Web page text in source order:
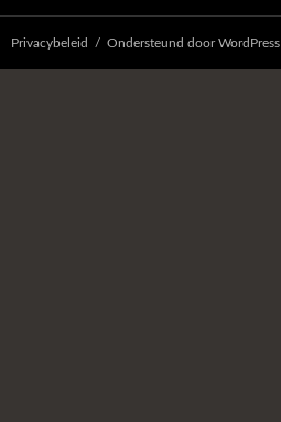
Privacybeleid Ondersteund door WordPress